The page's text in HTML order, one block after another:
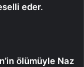
eder.
ölümüyle Naz